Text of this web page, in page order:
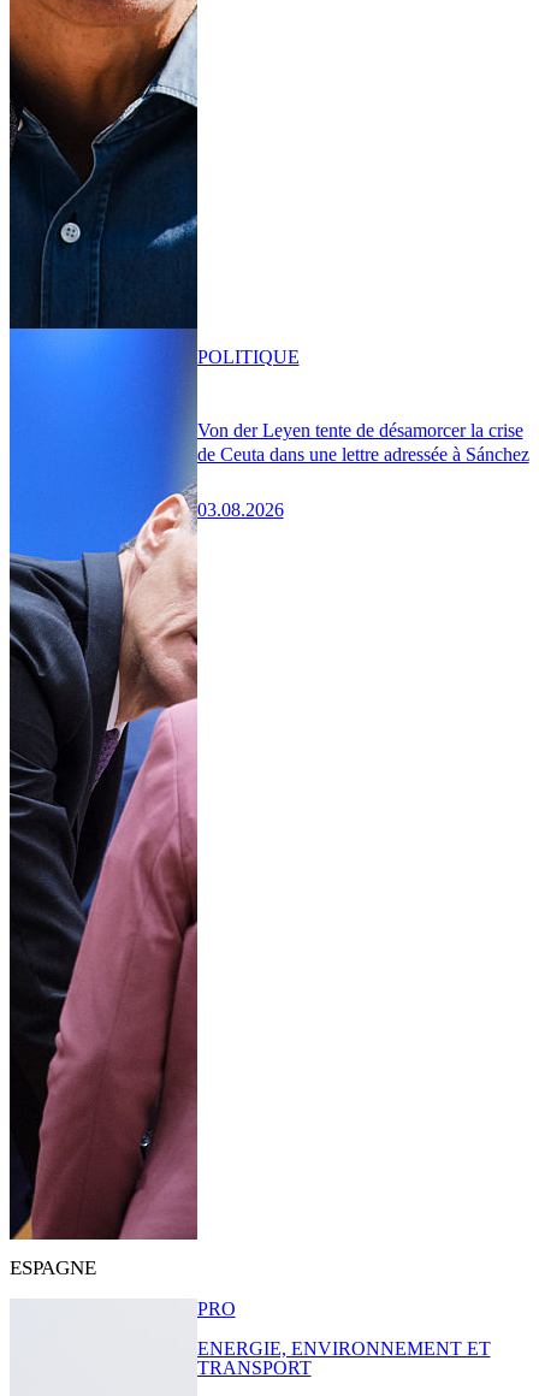
Von der Leyen tente de désamorcer la crise
de Ceuta dans une lettre adressée à Sánchez
03.08.2026
POLITIQUE
ESPAGNE
PRO
ENERGIE, ENVIRONNEMENT ET
TRANSPORT